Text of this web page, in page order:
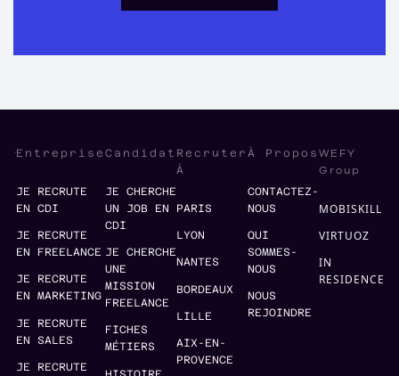
Entreprise
JE RECRUTE
EN CDI
JE RECRUTE
EN FREELANCE
JE RECRUTE
EN MARKETING
JE RECRUTE
EN SALES
JE RECRUTE
Candidat
JE CHERCHE
UN JOB EN
CDI
JE CHERCHE
UNE
MISSION
FREELANCE
FICHES
MÉTIERS
Recruter
À
PARIS
LYON
NANTES
BORDEAUX
LILLE
AIX-EN-
PROVENCE
À Propos
CONTACTEZ-
NOUS
QUI
SOMMES-
NOUS
NOUS
REJOINDRE
WEFY
Group
MOBISKILL
VIRTUOZ
IN
RESIDENCE